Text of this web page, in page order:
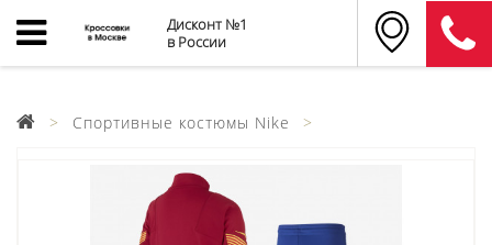
Дисконт №1
в России
Спортивные костюмы Nike